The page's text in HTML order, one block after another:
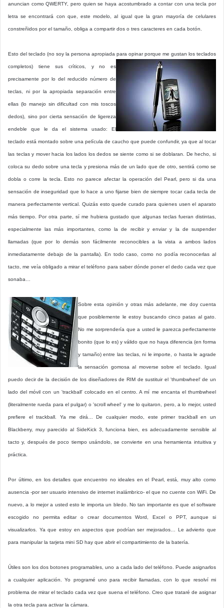
anuncian como QWERTY, pero quien se haya acostumbrado a contar con una tecla por
letra se encontrará con que, este modelo, al igual que la gran mayoría de celulares
constreñidos por el tamaño, obliga a compartir dos o tres caracteres en cada botón.
Esto del teclado (no soy la persona apropiada para opinarporque me gustan los teclados
completos) tiene sus críticos, y no es
precisamente por lo del reducido número de
teclas, ni por la apropiada separación entre
ellas (lo manejo sin dificultad con mis toscos
dedos), sino por cierta sensación de ligereza
endeble que le da el sistema usado: El
teclado está montado sobre una película de caucho que puede confundir, ya que al tocar
las teclas y mover hacia los lados los dedos se siente como si se doblaran. De hecho, si
coloca su dedo sobre una tecla y presiona más de un lado que de otro, sentirá como se
dobla o corre la tecla. Esto no parece afectar la operación del Pearl, pero si da una
sensación de inseguridad que lo hace a uno fijarse bien de siempre tocar cada tecla de
manera perfectamente vertical. Quizás esto quede curado para quienes usen el aparato
más tiempo. Por otra parte, sí me hubiera gustado que algunas teclas fueran distintas,
especialmente las más importantes, como la de recibir y enviar y la de suspender
llamadas (que por lo demás son fácilmente reconocibles a la vista a ambos lados
inmediatamente debajo de la pantalla). En todo caso, como no podía reconocerlas al
tacto, me veía obligado a mirar el teléfono para saber dónde poner el dedo cada vez que
sonaba…
Sobre esta opinión y otras más adelante, me doy cuenta
que posiblemente le estoy buscando cinco patas al gato.
No me sorprendería que a usted le parezca perfectamente
bonito (que lo es) y válido que no haya diferencia (en forma
y tamaño) entre las teclas, ni le importe, o hasta le agrade
la sensación gomosa al moverse sobre el teclado. Igual
puedo decir de la decisión de los diseñadores de RIM de sustituir el 'thumbwheel' de un
lado del móvil con un 'trackball' colocado en el centro. A mí me encanta el thumbwheel
(literalmente rueda para el pulgar) o 'scroll wheel' y me lo quitaron, pero, a lo mejor, usted
prefiere el trackball. Ya me dirá… De cualquier modo, este primer trackball en un
Blackberry, muy parecido al SideKick 3, funciona bien, es adecuadamente sensible al
tacto y, después de poco tiempo usándolo, se convierte en una herramienta intuitiva y
práctica.
Por último, en los detalles que encuentro no ideales en el Pearl, está, muy alto como
ausencia -por ser usuario intensivo de internet inalámbrico- el que no cuente con WiFi. De
nuevo, a lo mejor a usted esto le importa un bledo. No tan importante es que el software
escogido no permita editar o crear documentos Word, Excel o PPT, aunque si
visualizarlos. Ya que estoy en aspectos que podrían ser mejorados… Le advierto que
para manipular la tarjeta mini SD hay que abrir el compartimiento de la batería.
Útiles son los dos botones programables, uno a cada lado del teléfono. Puede asignarlos
a cualquier aplicación. Yo programé uno para recibir llamadas, con lo que resolví mi
problema de mirar el teclado cada vez que suena el teléfono. Creo que trataré de asignar
la otra tecla para activar la cámara.